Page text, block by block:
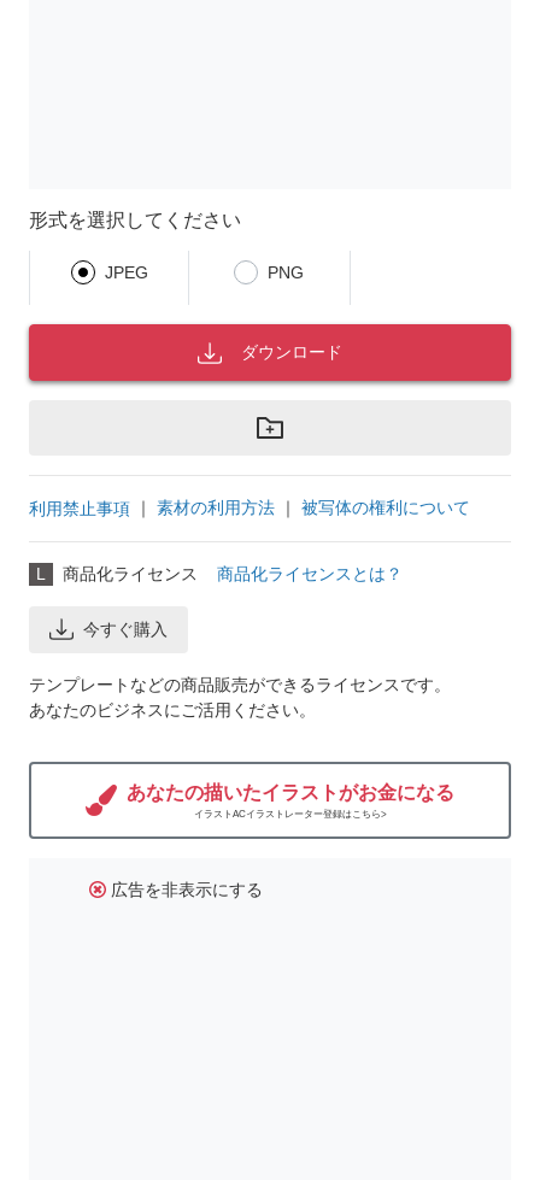
形式を選択してください
JPEG PNG
ダウンロード
利用禁止事項 ｜ 素材の利用方法 ｜ 被写体の権利について
L 商品化ライセンス 商品化ライセンスとは？
今すぐ購入
テンプレートなどの商品販売ができるライセンスです。
あなたのビジネスにご活用ください。
あなたの描いたイラストがお金になる
イラストACイラストレーター登録はこちら>
広告を非表示にする